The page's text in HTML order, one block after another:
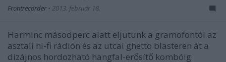
Frontrecorder • 2013. február 18.
Harminc másodperc alatt eljutunk a gramofontól az
asztali hi-fi rádión és az utcai ghetto blasteren át a
dizájnos hordozható hangfal-erősítő kombóig